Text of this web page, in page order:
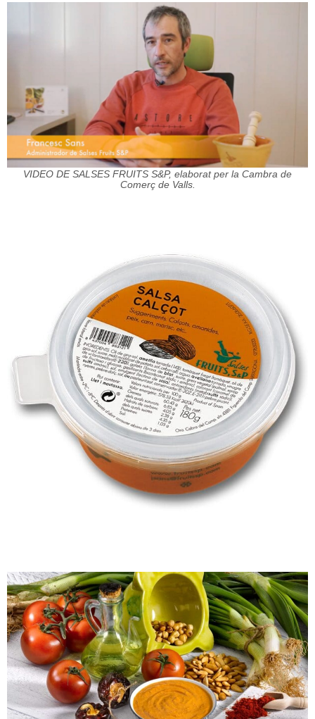
VIDEO DE SALSES FRUITS S&P, elaborat per la Cambra de
Comerç de Valls.